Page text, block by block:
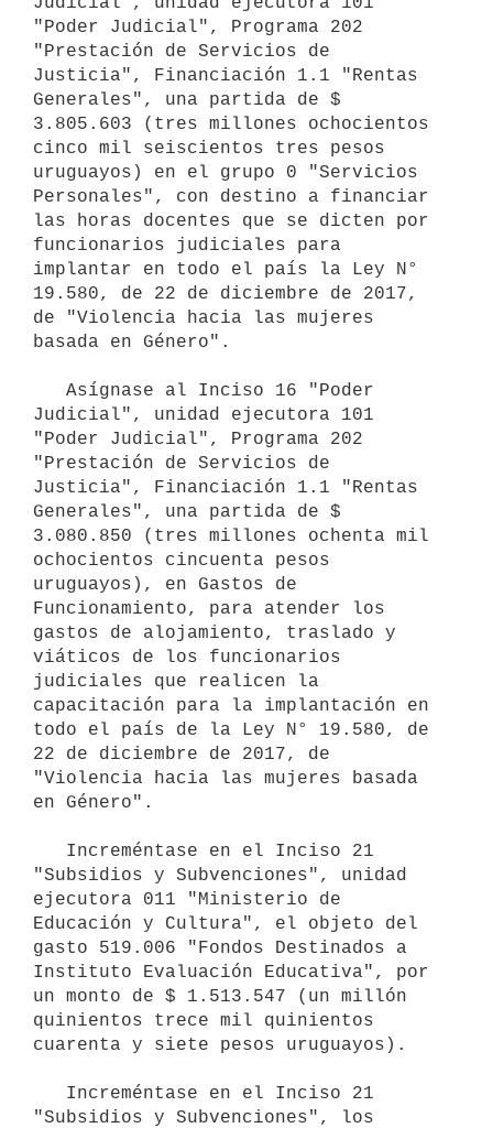
"Poder Judicial", Programa 202
"Prestación de Servicios de
Justicia", Financiación 1.1 "Rentas
Generales", una partida de $
3.805.603 (tres millones ochocientos
cinco mil seiscientos tres pesos
uruguayos) en el grupo 0 "Servicios
Personales", con destino a financiar
las horas docentes que se dicten por
funcionarios judiciales para
implantar en todo el país la Ley N°
19.580, de 22 de diciembre de 2017,
de "Violencia hacia las mujeres
basada en Género".
Judicial", unidad ejecutora 101
"Poder Judicial", Programa 202
"Prestación de Servicios de
Justicia", Financiación 1.1 "Rentas
Generales", una partida de $
3.080.850 (tres millones ochenta mil
ochocientos cincuenta pesos
uruguayos), en Gastos de
Funcionamiento, para atender los
gastos de alojamiento, traslado y
viáticos de los funcionarios
judiciales que realicen la
capacitación para la implantación en
todo el país de la Ley N° 19.580, de
22 de diciembre de 2017, de
"Violencia hacia las mujeres basada
en Género".
"Subsidios y Subvenciones", unidad
ejecutora 011 "Ministerio de
Educación y Cultura", el objeto del
gasto 519.006 "Fondos Destinados a
Instituto Evaluación Educativa", por
un monto de $ 1.513.547 (un millón
quinientos trece mil quinientos
cuarenta y siete pesos uruguayos).
"Subsidios y Subvenciones", los